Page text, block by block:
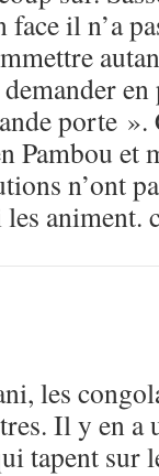
face il n’a
porte ».
Pambou et
n’ont
animent.
les
Il y en
tapent sur